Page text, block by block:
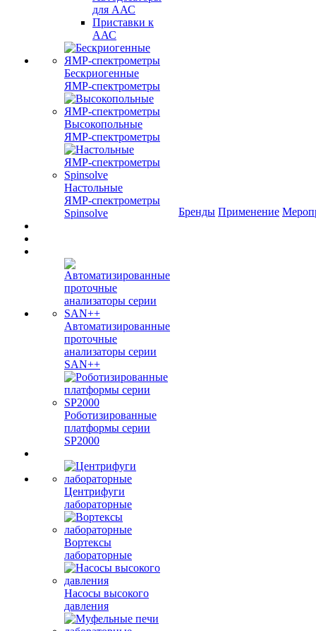
для ААС
Приставки к
ААС
Бескриогенные
ЯМР‑спектрометры
Высокопольные
ЯМР‑спектрометры
Настольные
ЯМР‑спектрометры
Spinsolve
Автоматизированные
проточные
анализаторы серии
SAN++
Роботизированные
платформы серии
SP2000
Центрифуги
лабораторные
Вортексы
лабораторные
Насосы высокого
давления
Бренды Применение